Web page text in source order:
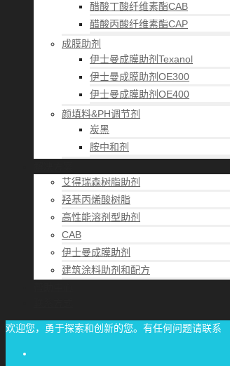
醋酸丁酸纤维素酯CAB
醋酸丙酸纤维素酯CAP
成膜助剂
伊士曼成膜助剂Texanol
伊士曼成膜助剂OE300
伊士曼成膜助剂OE400
颜填料&PH调节剂
炭黑
胺中和剂
艾得瑞森树脂助剂
羟基丙烯酸树脂
高性能溶剂型助剂
CAB
伊士曼成膜助剂
建筑涂料助剂和配方
欢迎您，勇于探索和创新的您。有任何问题请联系